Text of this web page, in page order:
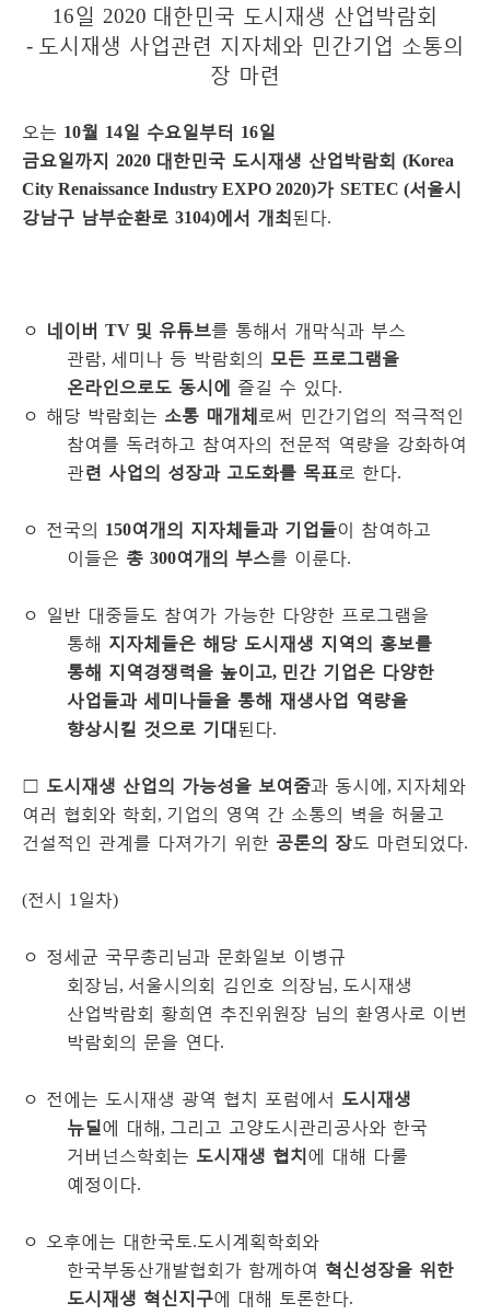
16일 2020 대한민국 도시재생 산업박람회
- 도시재생 사업관련 지자체와 민간기업 소통의
장 마련
오는 10월 14일 수요일부터 16일
금요일까지 2020 대한민국 도시재생 산업박람회 (Korea
City Renaissance Industry EXPO 2020)가 SETEC (서울시
강남구 남부순환로 3104)에서 개최된다.
ㅇ 네이버 TV 및 유튜브를 통해서 개막식과 부스
관람, 세미나 등 박람회의 모든 프로그램을
온라인으로도 동시에 즐길 수 있다.
ㅇ 해당 박람회는 소통 매개체로써 민간기업의 적극적인
참여를 독려하고 참여자의 전문적 역량을 강화하여
관련 사업의 성장과 고도화를 목표로 한다.
ㅇ 전국의 150여개의 지자체들과 기업들이 참여하고
이들은 총300여개의 부스를 이룬다.
ㅇ 일반 대중들도 참여가 가능한 다양한 프로그램을
통해 지자체들은 해당 도시재생 지역의 홍보를
통해 지역경쟁력을 높이고, 민간 기업은 다양한
사업들과 세미나들을 통해 재생사업 역량을
향상시킬 것으로 기대된다.
□ 도시재생 산업의 가능성을 보여줌과 동시에, 지자체와
여러 협회와 학회, 기업의 영역 간 소통의 벽을 허물고
건설적인 관계를 다져가기 위한 공론의 장도 마련되었다.
(전시 1 일차)
ㅇ 정세균 국무총리님과 문화일보 이병규
회장님, 서울시의회 김인호 의장님, 도시재생
산업박람회 황희연 추진위원장 님의 환영사로 이번
박람회의 문을 연다.
ㅇ 전에는 도시재생 광역 협치 포럼에서 도시재생
뉴딜에 대해, 그리고 고양도시관리공사와 한국
거버넌스학회는 도시재생 협치에 대해 다룰
예정이다.
ㅇ 오후에는 대한국토. 도시계획학회와
한국부동산개발협회가 함께하여 혁신성장을 위한
도시재생 혁신지구에 대해 토론한다.